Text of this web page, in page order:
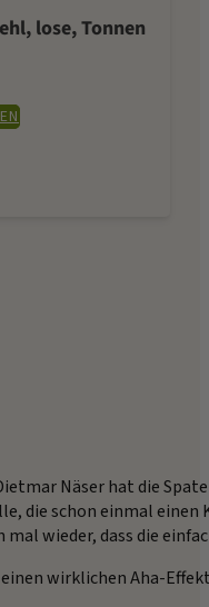
lose, Tonnen
Näser hat die
die schon einmal
mal wieder, dass die
wirklichen Aha-